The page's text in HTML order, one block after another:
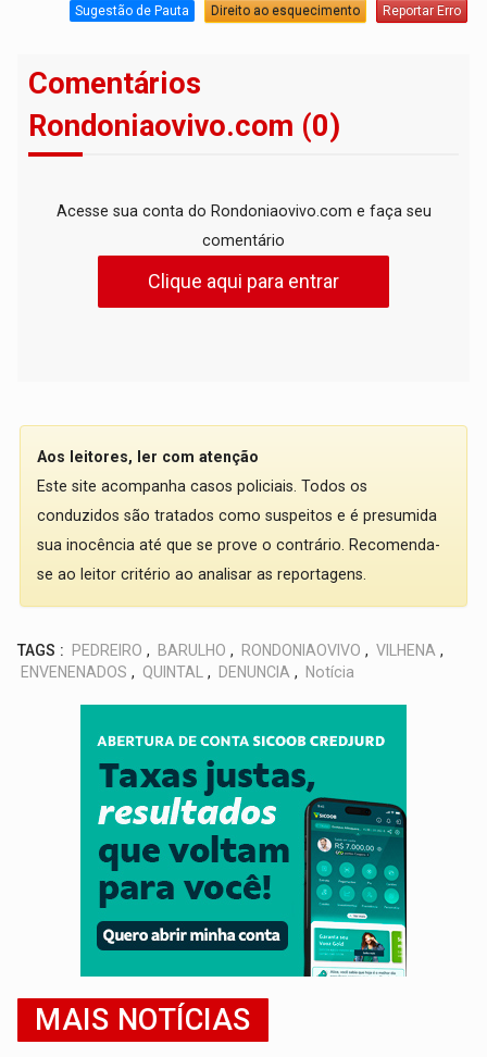
Sugestão de Pauta Direito ao esquecimento Reportar Erro
Comentários
Rondoniaovivo.com (0)
Acesse sua conta do Rondoniaovivo.com e faça seu
comentário
Clique aqui para entrar
Aos leitores, ler com atenção
Este site acompanha casos policiais. Todos os
conduzidos são tratados como suspeitos e é presumida
sua inocência até que se prove o contrário. Recomenda-
se ao leitor critério ao analisar as reportagens.
TAGS : PEDREIRO , BARULHO , RONDONIAOVIVO , VILHENA ,
ENVENENADOS , QUINTAL , DENUNCIA , Notícia
MAIS NOTÍCIAS